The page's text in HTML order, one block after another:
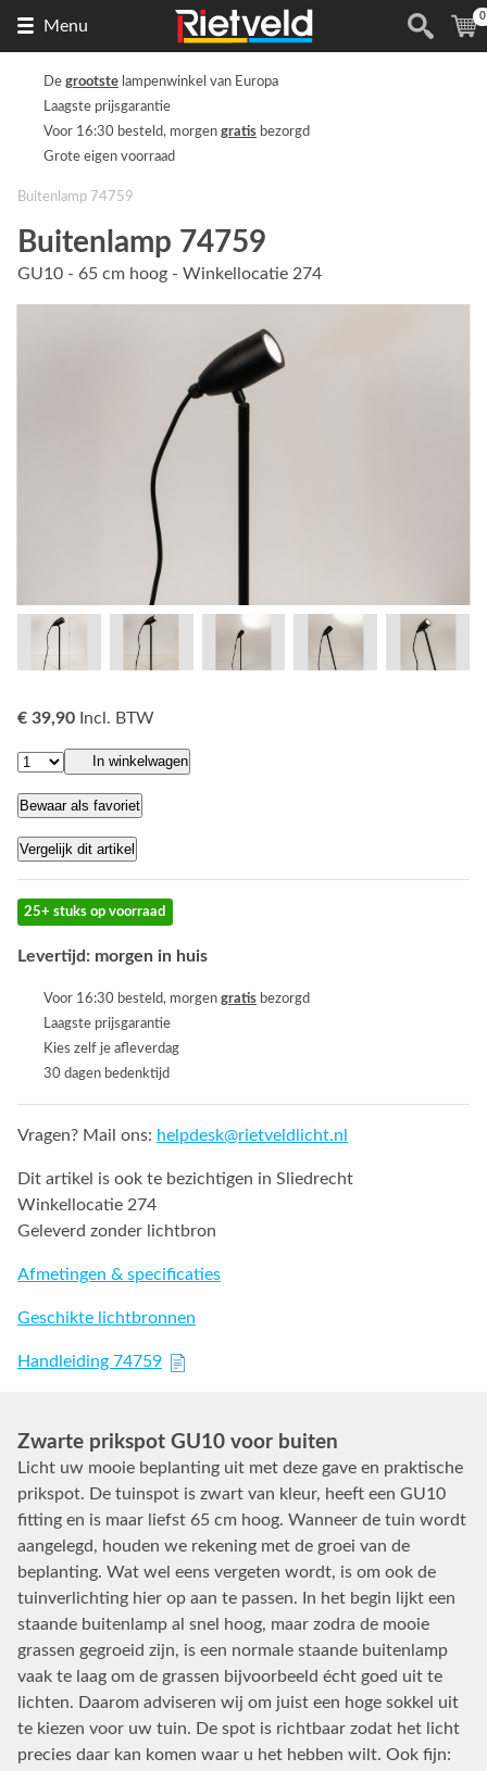
Menu
de
(
0
De grootste lampenwinkel van Europa
Laagste prijsgarantie
Voor 16:30 besteld, morgen gratis bezorgd
Grote eigen voorraad
Buitenlamp 74759
Buitenlamp 74759
GU10 - 65 cm hoog - Winkellocatie 274
€ 39,90 Incl. BTW
In winkelwagen
Bewaar als favoriet
Vergelijk dit artikel
25+ stuks op voorraad
Levertijd: morgen in huis
Voor 16:30 besteld, morgen gratis bezorgd
Laagste prijsgarantie
Kies zelf je afleverdag
30 dagen bedenktijd
Vragen? Mail ons: helpdesk@rietveldlicht.nl
Dit artikel is ook te bezichtigen in Sliedrecht
Winkellocatie 274
Geleverd zonder lichtbron
Afmetingen & specificaties
Geschikte lichtbronnen
Handleiding 74759
Zwarte prikspot GU10 voor buiten
Licht uw mooie beplanting uit met deze gave en praktische
prikspot. De tuinspot is zwart van kleur, heeft een GU10
fitting en is maar liefst 65 cm hoog. Wanneer de tuin wordt
aangelegd, houden we rekening met de groei van de
beplanting. Wat wel eens vergeten wordt, is om ook de
tuinverlichting hier op aan te passen. In het begin lijkt een
staande buitenlamp al snel hoog, maar zodra de mooie
grassen gegroeid zijn, is een normale staande buitenlamp
vaak te laag om de grassen bijvoorbeeld écht goed uit te
lichten. Daarom adviseren wij om juist een hoge sokkel uit
te kiezen voor uw tuin. De spot is richtbaar zodat het licht
precies daar kan komen waar u het hebben wilt. Ook fijn: